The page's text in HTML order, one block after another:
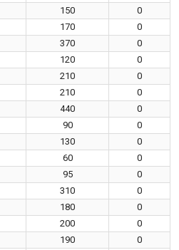
150
0
170
0
370
0
120
0
210
0
210
0
440
0
90
0
130
0
60
0
95
0
310
0
180
0
200
0
190
0